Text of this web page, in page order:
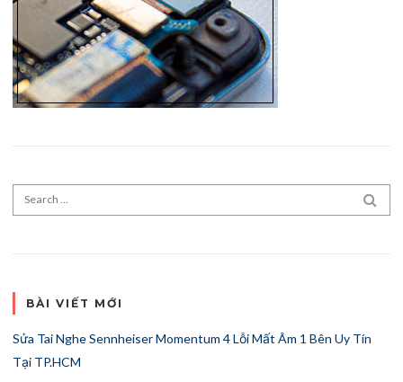
Search for:
BÀI VIẾT MỚI
Sửa Tai Nghe Sennheiser Momentum 4 Lỗi Mất Âm 1 Bên Uy Tín
Tại TP.HCM